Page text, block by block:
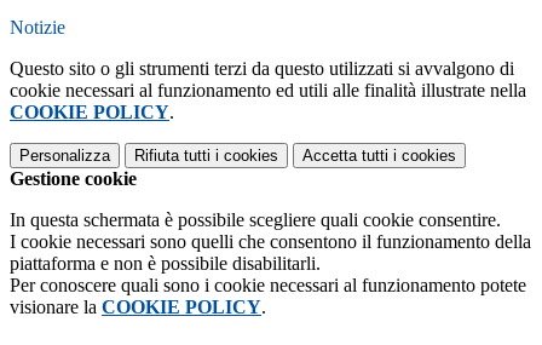
Notizie
Questo sito o gli strumenti terzi da questo utilizzati si avvalgono di
cookie necessari al funzionamento ed utili alle finalità illustrate nella
COOKIE POLICY.
Personalizza Rifiuta tutti i cookies Accetta tutti i cookies
Gestione cookie
In questa schermata è possibile scegliere quali cookie consentire.
I cookie necessari sono quelli che consentono il funzionamento della
piattaforma e non è possibile disabilitarli.
Per conoscere quali sono i cookie necessari al funzionamento potete
visionare la COOKIE POLICY.